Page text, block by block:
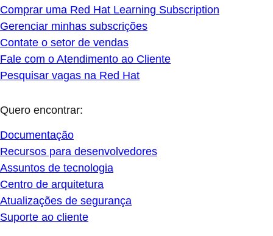
Comprar uma Red Hat Learning Subscription
Gerenciar minhas subscrições
Contate o setor de vendas
Fale com o Atendimento ao Cliente
Pesquisar vagas na Red Hat
Quero encontrar:
Documentação
Recursos para desenvolvedores
Assuntos de tecnologia
Centro de arquitetura
Atualizações de segurança
Suporte ao cliente